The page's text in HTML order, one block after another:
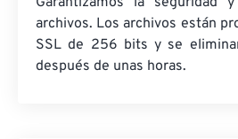
archivos. Los archivos están
SSL de 256 bits y se
después de unas horas.